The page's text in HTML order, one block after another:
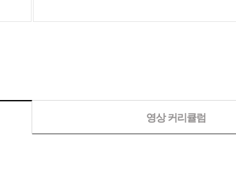
영상 커리큘럼